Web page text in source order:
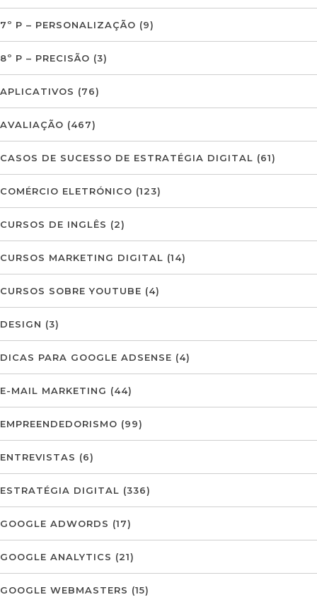
7º P – PERSONALIZAÇÃO (9)
8º P – PRECISÃO (3)
APLICATIVOS (76)
AVALIAÇÃO (467)
CASOS DE SUCESSO DE ESTRATÉGIA DIGITAL (61)
COMÉRCIO ELETRÓNICO (123)
CURSOS DE INGLÊS (2)
CURSOS MARKETING DIGITAL (14)
CURSOS SOBRE YOUTUBE (4)
DESIGN (3)
DICAS PARA GOOGLE ADSENSE (4)
E-MAIL MARKETING (44)
EMPREENDEDORISMO (99)
ENTREVISTAS (6)
ESTRATÉGIA DIGITAL (336)
GOOGLE ADWORDS (17)
GOOGLE ANALYTICS (21)
GOOGLE WEBMASTERS (15)